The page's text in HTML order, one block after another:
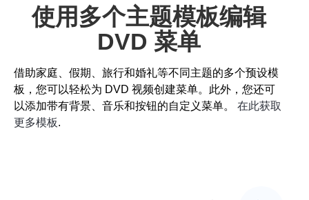
使用多个主题模板编辑
DVD 菜单
借助家庭、假期、旅行和婚礼等不同主题的多个预设模
板，您可以轻松为 DVD 视频创建菜单。此外，您还可
以添加带有背景、音乐和按钮的自定义菜单。 在此获取
更多模板.